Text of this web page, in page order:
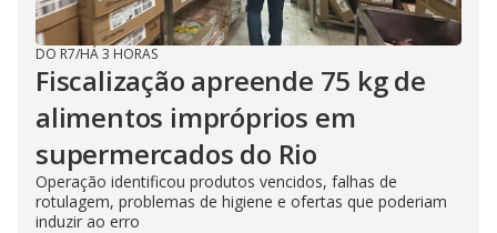
DO R7/HÁ 3 HORAS
Fiscalização apreende 75 kg de
alimentos impróprios em
supermercados do Rio
Operação identificou produtos vencidos, falhas de
rotulagem, problemas de higiene e ofertas que poderiam
induzir ao erro